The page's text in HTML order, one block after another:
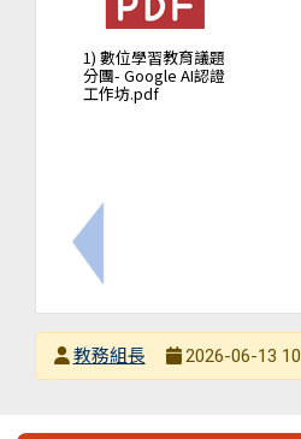
上一筆：🌟 閃耀星光！
1) 數位學習教育議題
分團- Google AI認證
工作坊.pdf
發布者
教務組長
2026-06-13